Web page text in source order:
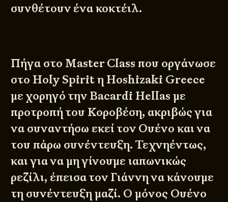
συνθέτουν ένα κοκτέιλ.
Πήγα στο Master Class που οργάνωσε
στο Holy Spirit η Hoshizaki Greece
με χορηγό την Bacardi Hellas με
προτροπή του Κοροβέση, ακριβώς για
να συναντήσω εκεί τον Ουένο και να
του πάρω συνέντευξη. Τεχνηέντως,
και για να μη γίνουμε ιαπωνικώς
ρεζίλι, έπεισα τον Γιάννη να κάνουμε
τη συνέντευξη μαζί. Ο μόνος Ουένο